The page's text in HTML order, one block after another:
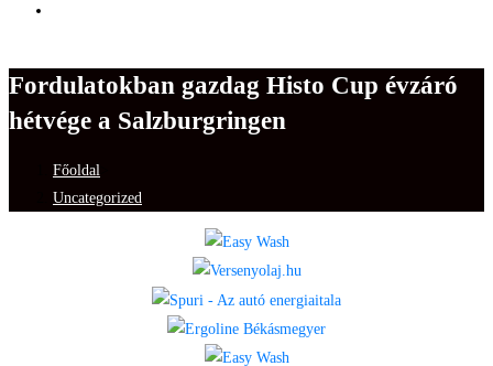
website
search
Fordulatokban gazdag Histo Cup évzáró
hétvége a Salzburgringen
Főoldal
Uncategorized